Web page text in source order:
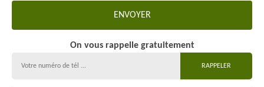
On vous rappelle gratuitement